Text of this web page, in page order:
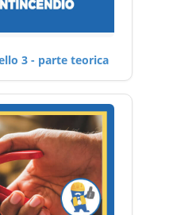
3 - parte teorica